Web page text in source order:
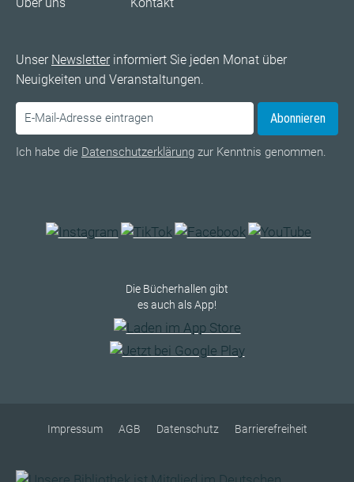
Über uns Kontakt
Unser Newsletterinformiert Sie jeden Monat über
Neuigkeiten und Veranstaltungen.
Abonnieren
Ich habe die Datenschutzerklärung zur Kenntnis genommen.
Die Bücherhallen gibt
es auch als App!
Impressum AGB Datenschutz Barrierefreiheit